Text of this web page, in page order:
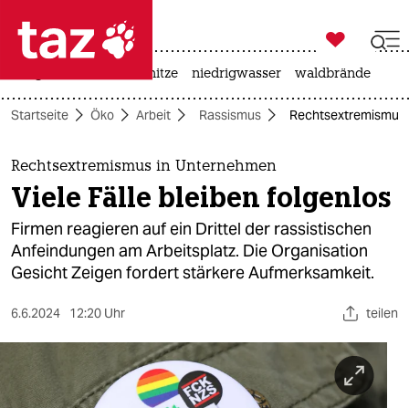
 taz zahl ich
taz zahl ich
themen
politik
öko
gesellschaft

taz zahl ich
hitze niedrigwasser waldbrände
Startseite Öko Arbeit Rassismus Rechtsextremismus
Rechtsextremismus in Unternehmen
Viele Fälle bleiben folgenlos
Firmen reagieren auf ein Drittel der rassistischen
Anfeindungen am Arbeitsplatz. Die Organisation
Gesicht Zeigen fordert stärkere Aufmerksamkeit.
6.6.2024 12:20 Uhr teilen